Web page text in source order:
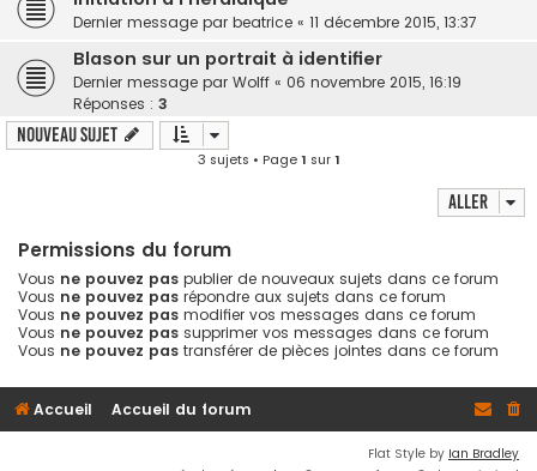
Dernier message par beatrice « 11 décembre 2015, 13:37
Blason sur un portrait à identifier
Dernier message par Wolff « 06 novembre 2015, 16:19
Réponses : 3
Nouveau sujet
3 sujets • Page1 sur1
Aller
Permissions du forum
Vous ne pouvez pas publier de nouveaux sujets dans ce forum
Vous ne pouvez pas répondre aux sujets dans ce forum
Vous ne pouvez pas modifier vos messages dans ce forum
Vous ne pouvez pas supprimer vos messages dans ce forum
Vous ne pouvez pas transférer de pièces jointes dans ce forum
Accueil Accueil du forum
Flat Style by Ian Bradley